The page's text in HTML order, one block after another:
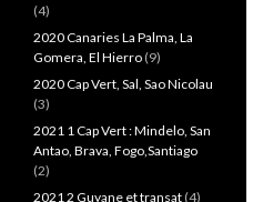
(4)
2020 Canaries La Palma, La
Gomera, El Hierro (9)
2020 Cap Vert, Sal, Sao Nicolau
(3)
2021 1 Cap Vert : Mindelo, San
Antao, Brava, Fogo,Santiago
(2)
2021 2 Guyane et transat (4)